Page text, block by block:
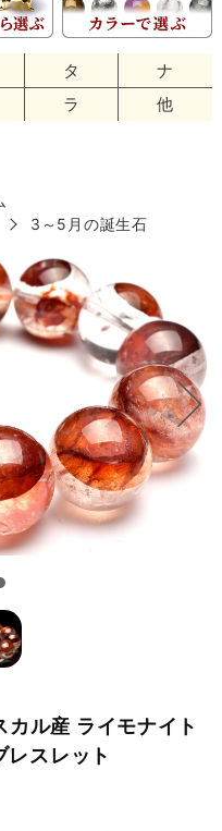
タ
ナ
ラ 他
3～5月の誕生石
ル産 ライモナイト
スレット